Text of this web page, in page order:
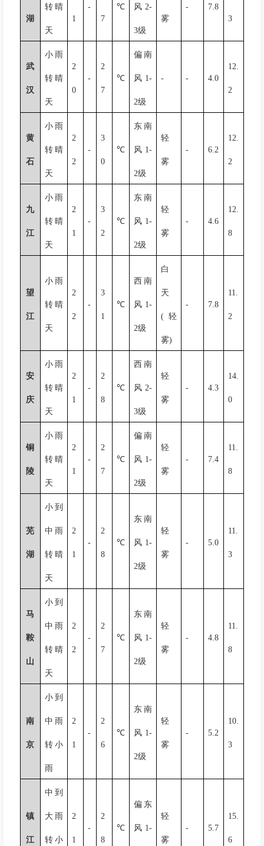
湖
转晴
天
1
-
7
℃ 风 2-
3级
雾
- 7.8
3
武
汉
小雨
转晴
天
2
0
-
2
7
℃
偏南
风 1-
2级
- - 4.0
12.
2
黄
石
小雨
转晴
天
2
2
-
3
0
℃
东南
风 1-
2级
轻
雾
- 6.2
12.
2
九
江
小雨
转晴
天
2
1
-
3
2
℃
东南
风 1-
2级
轻
雾
- 4.6
12.
8
望
江
小雨
转晴
天
2
2
-
3
1
℃
西南
风 1-
2级
白
天
(轻
雾)
- 7.8
11.
2
安
庆
小雨
转晴
天
2
1
-
2
8
℃
西南
风 2-
3级
轻
雾
- 4.3
14.
0
铜
陵
小雨
转晴
天
2
1
-
2
7
℃
偏南
风 1-
2级
轻
雾
- 7.4
11.
8
芜
湖
小到
中雨
转晴
天
2
1
-
2
8
℃
东南
风 1-
2级
轻
雾
- 5.0
11.
3
马
鞍
山
小到
中雨
转晴
天
2
2
-
2
7
℃
东南
风 1-
2级
轻
雾
- 4.8
11.
8
南
京
小到
中雨
转小
雨
2
1
-
2
6
℃
东南
风 1-
2级
轻
雾
- 5.2
10.
3
镇
江
中到
大雨
转小
2
1
-
2
8
℃
偏东
风 1-
轻
雾
- 5.7
15.
6